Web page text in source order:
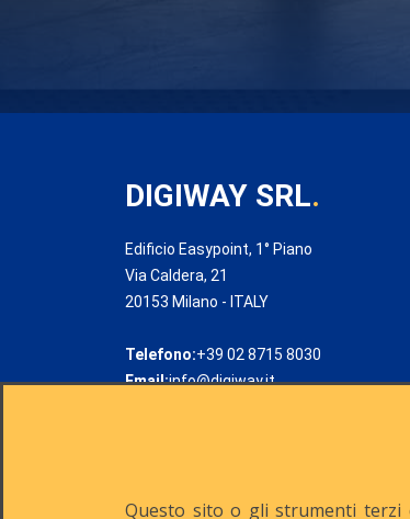
DIGIWAY SRL.
Edificio Easypoint, 1° Piano
Via Caldera, 21
20153 Milano - ITALY
Telefono:+39 02 8715 8030
Email:info@digiway.it
Questo sito o gli strumenti terzi